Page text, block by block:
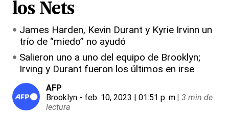
los Nets
James Harden, Kevin Durant y Kyrie Irvinn un
trío de “miedo” no ayudó
Salieron uno a uno del equipo de Brooklyn;
Irving y Durant fueron los últimos en irse
AFP
Brooklyn - feb. 10, 2023 | 01:51 p. m.| 3 min de
lectura